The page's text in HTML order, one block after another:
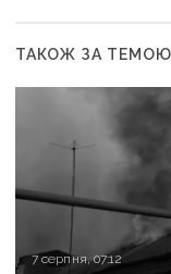
ТАКОЖ ЗА ТЕМОЮ
7 серпня, 07:12